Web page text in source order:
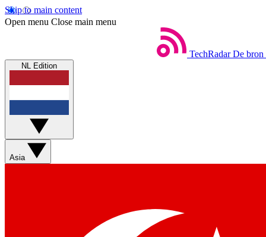
Skip to main content
Open menu Close main menu
TechRadar De bron
NL Edition
Asia